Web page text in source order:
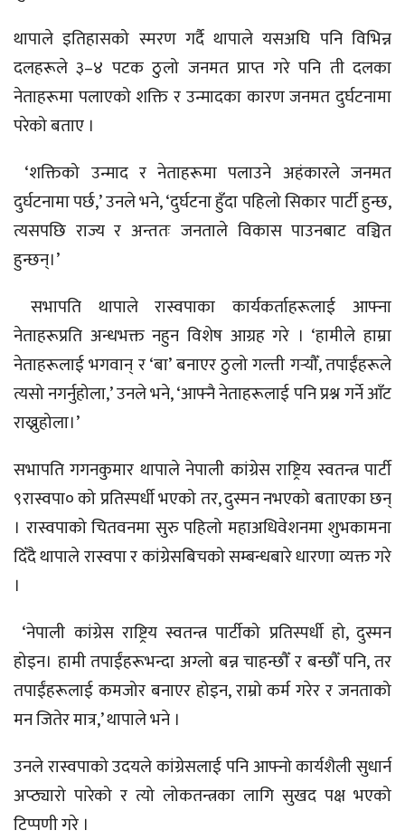
थापाले इतिहासको स्मरण गर्दै थापाले यसअघि पनि विभिन्न
दलहरूले ३–४ पटक ठुलो जनमत प्राप्त गरे पनि ती दलका
नेताहरूमा पलाएको शक्ति र उन्मादका कारण जनमत दुर्घटनामा
परेको बताए ।
‘शक्तिको उन्माद र नेताहरूमा पलाउने अहंकारले जनमत
दुर्घटनामा पर्छ,’ उनले भने, ‘दुर्घटना हुँदा पहिलो सिकार पार्टी हुन्छ,
त्यसपछि राज्य र अन्ततः जनताले विकास पाउनबाट वञ्चित
हुन्छन्।’
सभापति थापाले रास्वपाका कार्यकर्ताहरूलाई आफ्ना
नेताहरूप्रति अन्धभक्त नहुन विशेष आग्रह गरे । ‘हामीले हाम्रा
नेताहरूलाई भगवान् र ‘बा’ बनाएर ठुलो गल्ती गर्‍यौँ, तपाईंहरूले
त्यसो नगर्नुहोला,’ उनले भने, ‘आफ्नै नेताहरूलाई पनि प्रश्न गर्ने आँट
राख्नुहोला।’
सभापति गगनकुमार थापाले नेपाली कांग्रेस राष्ट्रिय स्वतन्त्र पार्टी
९रास्वपा० को प्रतिस्पर्धी भएको तर, दुस्मन नभएको बताएका छन्
। रास्वपाको चितवनमा सुरु पहिलो महाअधिवेशनमा शुभकामना
दिँदै थापाले रास्वपा र कांग्रेसबिचको सम्बन्धबारे धारणा व्यक्त गरे
।
‘नेपाली कांग्रेस राष्ट्रिय स्वतन्त्र पार्टीको प्रतिस्पर्धी हो, दुस्मन
होइन। हामी तपाईंहरूभन्दा अग्लो बन्न चाहन्छौँ र बन्छौँ पनि, तर
तपाईंहरूलाई कमजोर बनाएर होइन, राम्रो कर्म गरेर र जनताको
मन जितेर मात्र,’ थापाले भने ।
उनले रास्वपाको उदयले कांग्रेसलाई पनि आफ्नो कार्यशैली सुधार्न
अप्ठ्यारो पारेको र त्यो लोकतन्त्रका लागि सुखद पक्ष भएको
टिप्पणी गरे ।